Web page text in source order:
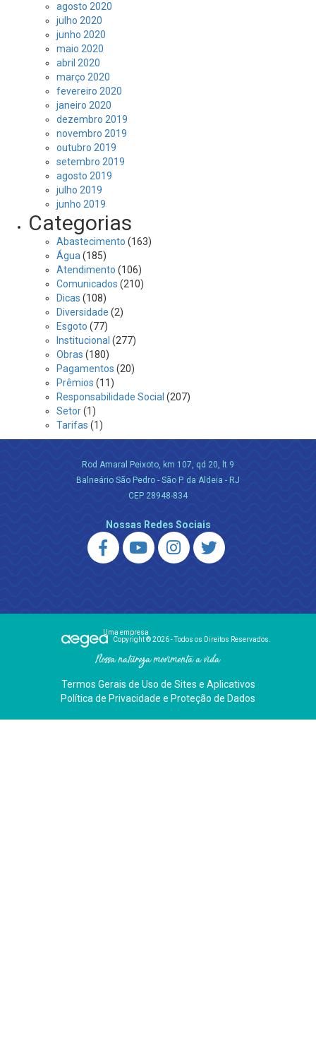
agosto 2020
julho 2020
junho 2020
maio 2020
abril 2020
março 2020
fevereiro 2020
janeiro 2020
dezembro 2019
novembro 2019
outubro 2019
setembro 2019
agosto 2019
julho 2019
junho 2019
Categorias
Abastecimento (163)
Água (185)
Atendimento (106)
Comunicados (210)
Dicas (108)
Diversidade (2)
Esgoto (77)
Institucional (277)
Obras (180)
Pagamentos (20)
Prêmios (11)
Responsabilidade Social (207)
Setor(1)
Tarifas (1)
Rod Amaral Peixoto, km 107, qd 20, lt 9
Balneário São Pedro - São P. da Aldeia - RJ
CEP 28948-834
Nossas Redes Sociais
Uma empresa
Copyright ® 2026 - Todos os Direitos Reservados.
Nossa natureza movimenta a vida
Termos Gerais de Uso de Sites e Aplicativos
Política de Privacidade e Proteção de Dados